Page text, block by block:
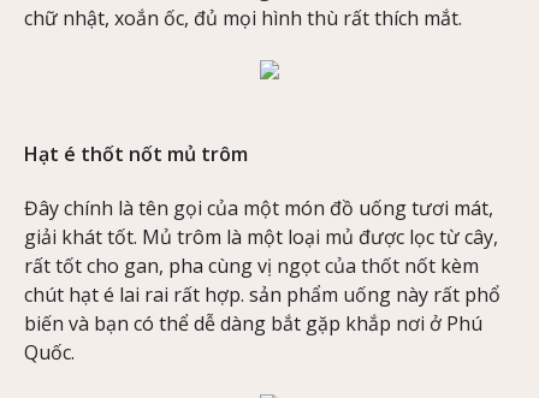
chữ nhật, xoắn ốc, đủ mọi hình thù rất thích mắt.
Hạt é thốt nốt mủ trôm
Đây chính là tên gọi của một món đồ uống tươi mát,
giải khát tốt. Mủ trôm là một loại mủ được lọc từ cây,
rất tốt cho gan, pha cùng vị ngọt của thốt nốt kèm
chút hạt é lai rai rất hợp. sản phẩm uống này rất phổ
biến và bạn có thể dễ dàng bắt gặp khắp nơi ở Phú
Quốc.